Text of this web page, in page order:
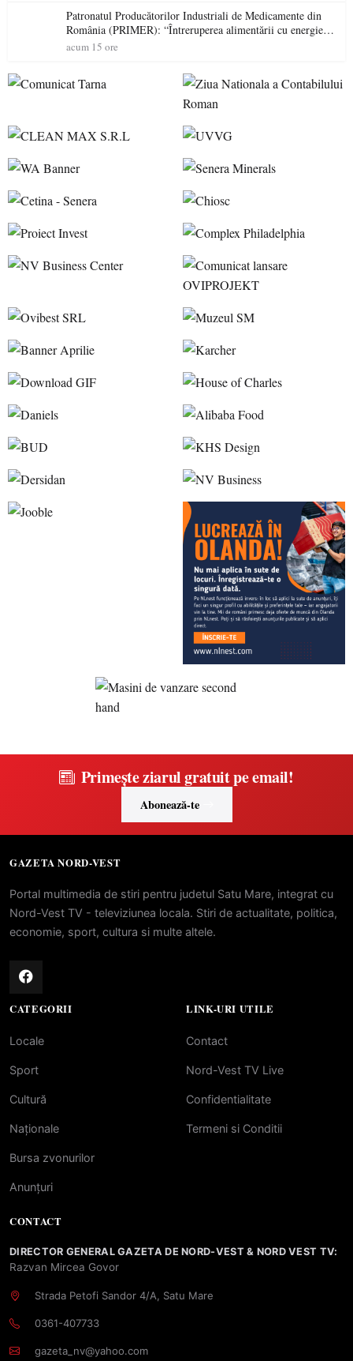
Patronatul Producătorilor Industriali de Medicamente din
România (PRIMER): “Întreruperea alimentării cu energie
electrică a fabricilor de medicamente va pune în pericol
acum 15 ore
Primește ziarul gratuit pe email!
Abonează-te
GAZETA NORD-VEST
Portal multimedia de stiri pentru judetul Satu Mare, integrat cu
Nord-Vest TV - televiziunea locala. Stiri de actualitate, politica,
economie, sport, cultura si multe altele.
CATEGORII
Locale
Sport
Cultură
Naționale
Bursa zvonurilor
Anunțuri
LINK-URI UTILE
Contact
Nord-Vest TV Live
Confidentialitate
Termeni si Conditii
CONTACT
DIRECTOR GENERAL GAZETA DE NORD-VEST & NORD VEST TV:
Razvan Mircea Govor
Strada Petofi Sandor 4/A, Satu Mare
0361-407733
gazeta_nv@yahoo.com